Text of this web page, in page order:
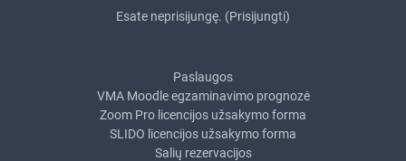
Esate neprisijungę. (Prisijungti)
Paslaugos
VMA Moodle egzaminavimo prognozė
Zoom Pro licencijos užsakymo forma
SLIDO licencijos užsakymo forma
Salių rezervacijos